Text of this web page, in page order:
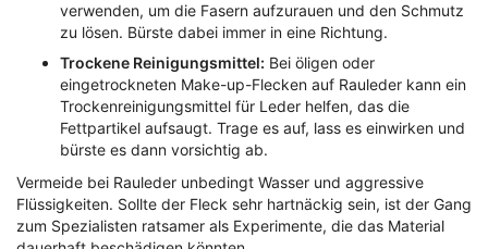
verwenden, um die Fasern aufzurauen und den Schmutz
zu lösen. Bürste dabei immer in eine Richtung.
Trockene Reinigungsmittel: Bei öligen oder
eingetrockneten Make-up-Flecken auf Rauleder kann ein
Trockenreinigungsmittel für Leder helfen, das die
Fettpartikel aufsaugt. Trage es auf, lass es einwirken und
bürste es dann vorsichtig ab.
Vermeide bei Rauleder unbedingt Wasser und aggressive
Flüssigkeiten. Sollte der Fleck sehr hartnäckig sein, ist der Gang
zum Spezialisten ratsamer als Experimente, die das Material